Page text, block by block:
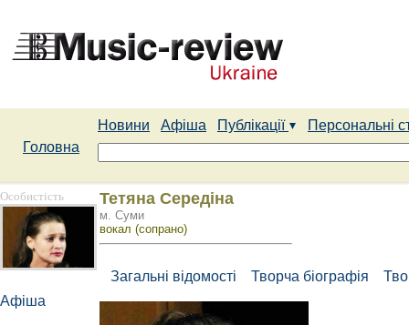
Новини Афіша Публікації
Персональні
Головна
Особистість
Афіша
Тетяна Середіна
м. Суми
вокал (сопрано)
Загальні відомості Творча біографія